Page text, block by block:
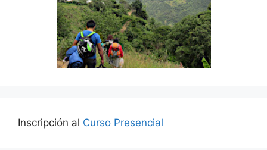
Inscripción al Curso Presencial